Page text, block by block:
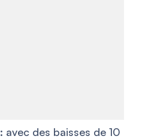
: avec des baisses de 10